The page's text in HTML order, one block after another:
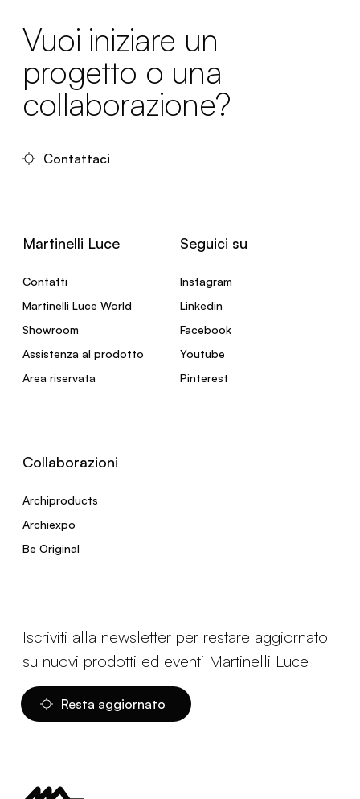
Vuoi iniziare un
progetto o una
collaborazione?
Contattaci
Martinelli Luce
Contatti
Martinelli Luce World
Showroom
Assistenza al prodotto
Area riservata
Seguici su
Instagram
Linkedin
Facebook
Youtube
Pinterest
Collaborazioni
Archiproducts
Archiexpo
Be Original
Iscriviti alla newsletter per restare aggiornato
su nuovi prodotti ed eventi Martinelli Luce
Resta aggiornato